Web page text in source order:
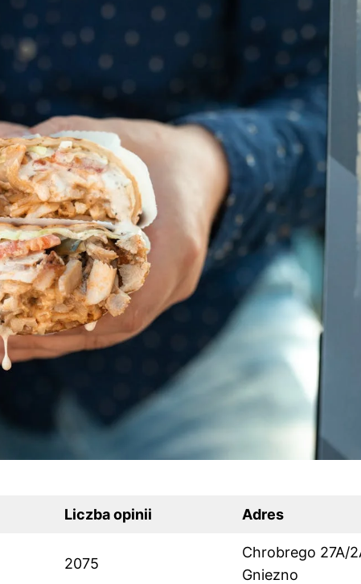
Liczba opinii Adres
2075
Chrobrego 27A/
Gniezno